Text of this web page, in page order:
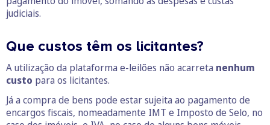
judiciais.
Que custos têm os licitantes?
A utilização da plataforma e-leilões não acarreta nenhum
custo para os licitantes.
Já a compra de bens pode estar sujeita ao pagamento de
encargos fiscais, nomeadamente IMT e Imposto de Selo, no